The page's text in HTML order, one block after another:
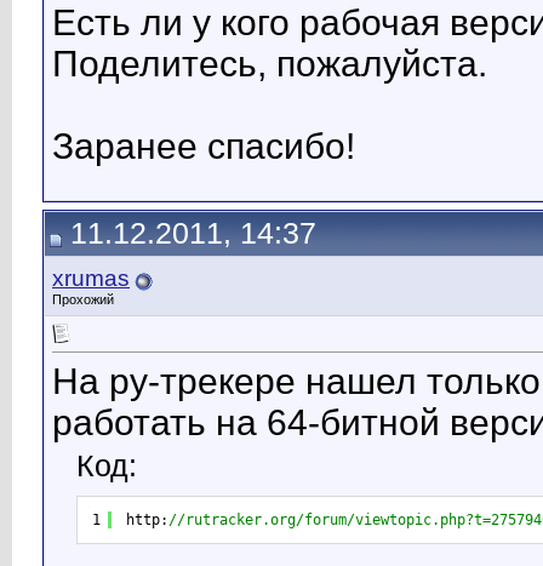
Есть ли у кого рабочая
Поделитесь, пожалуйста.
Заранее спасибо!
11.12.2011, 14:37
xrumas
Прохожий
На ру-трекере нашел
работать на 64-битной
Код:
1 http: //rutracker.org/forum/